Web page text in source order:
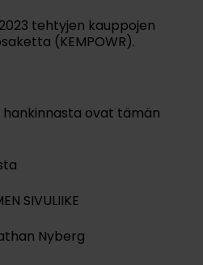
tehtyjen kauppojen
(KEMPOWR).
ovat tämän
SIVULIIKE
Nyberg